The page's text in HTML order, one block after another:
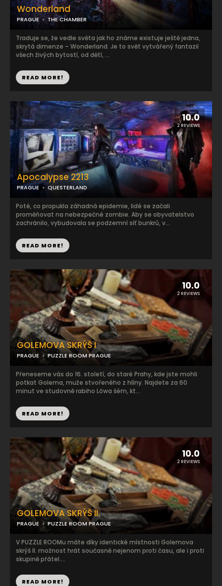
10.0
2 REVIEWS
Apocalypse 2213
PRAGUE QUESTERLAND
Poté, co propukla záhadná epidemie, lidé se začali
proměňovat na nebezpečné zombie. Aby se obyvatelstvo
zachránilo, vybudovala se podzemní síť bunkrů, v...
READ MORE!
Wonderland
PRAGUE THE CHAMBER
Traduje se, že vedle světa jak ho známe existuje ještě jedna,
skrytá dimenze – Wonderland. Je to svět vytvářený fantazií
všech živých bytostí, od dětí, ...
READ MORE!
10.0
2 REVIEWS
GOLEMOVA SKRÝŠ I
PRAGUE PUZZLE ROOM PRAGUE
Přeneseme vás do 16. století, do staré Prahy, kde jste mohli
potkat Golema, muže stvořeného z hlíny. Najdete za 60
minut ve studovně rabiho Löwa šém, kt...
READ MORE!
10.0
2 REVIEWS
GOLEMOVA SKRÝŠ II.
PRAGUE PUZZLE ROOM PRAGUE
V PUZZLE ROOMu máte díky identické místnosti Golemova
skrýš II. možnost hrát současně nejenom proti času, ale i proti
skupině přátel....
READ MORE!